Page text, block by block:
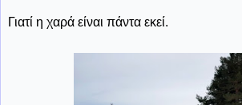
Γιατί η χαρά είναι πάντα εκεί.